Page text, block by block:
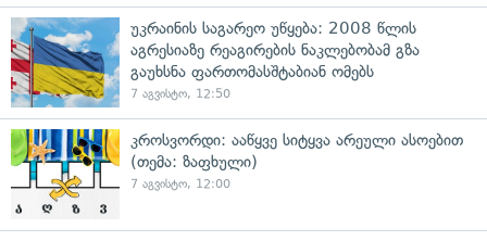
უკრაინის საგარეო უწყება: 2008 წლის
აგრესიაზე რეაგირების ნაკლებობამ გზა
გაუხსნა ფართომასშტაბიან ომებს
7 აგვისტო, 12:50
კროსვორდი: ააწყვე სიტყვა არეული ასოებით
(თემა: ზაფხული)
7 აგვისტო, 12:00